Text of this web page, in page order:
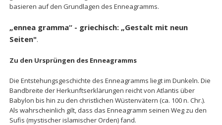
basieren auf den Grundlagen des Enneagramms.
„ennea gramma“ - griechisch: „Gestalt mit neun
Seiten".
Zu den Ursprüngen des Enneagramms
Die Entstehungsgeschichte des Enneagramms liegt im Dunkeln. Die
Bandbreite der Herkunftserklärungen reicht von Atlantis über
Babylon bis hin zu den christlichen Wüstenvätern (ca. 100 n. Chr.).
Als wahrscheinlich gilt, dass das Enneagramm seinen Weg zu den
Sufis (mystischer islamischer Orden) fand.